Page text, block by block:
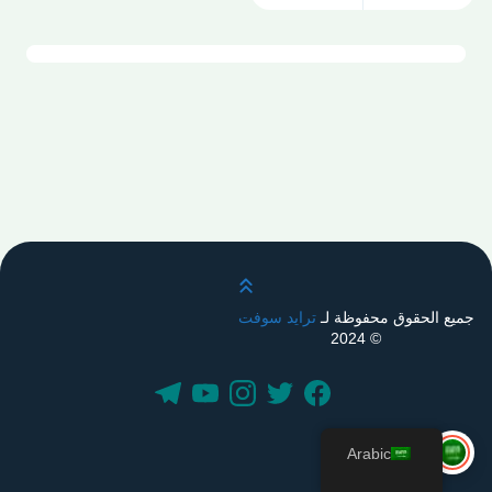
قم بالتمرير لأعلى
جميع الحقوق محفوظة لـترايد سوفت
© 2024
Arabic